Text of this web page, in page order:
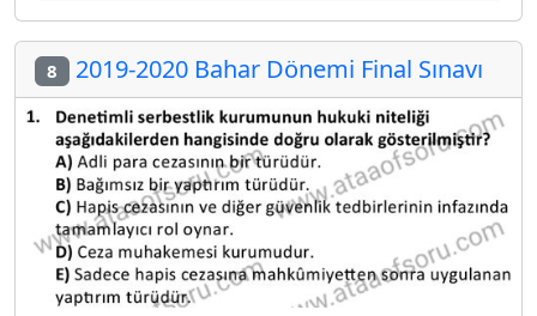
8 2019-2020 Bahar Dönemi Final Sınavı